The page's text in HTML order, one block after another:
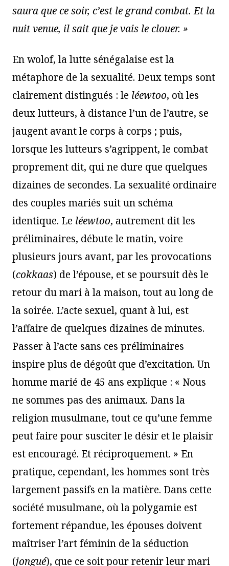
saura que ce soir, c’est le grand combat. Et la
nuit venue, il sait que je vais le clouer. »
En wolof, la lutte sénégalaise est la
métaphore de la sexualité. Deux temps sont
clairement distingués : le léewtoo, où les
deux lutteurs, à distance l’un de l’autre, se
jaugent avant le corps à corps ; puis,
lorsque les lutteurs s’agrippent, le combat
proprement dit, qui ne dure que quelques
dizaines de secondes. La sexualité ordinaire
des couples mariés suit un schéma
identique. Le léewtoo, autrement dit les
préliminaires, débute le matin, voire
plusieurs jours avant, par les provocations
(cokkaas) de l’épouse, et se poursuit dès le
retour du mari à la maison, tout au long de
la soirée. L’acte sexuel, quant à lui, est
l’affaire de quelques dizaines de minutes.
Passer à l’acte sans ces préliminaires
inspire plus de dégoût que d’excitation. Un
homme marié de 45 ans explique : « Nous
ne sommes pas des animaux. Dans la
religion musulmane, tout ce qu’une femme
peut faire pour susciter le désir et le plaisir
est encouragé. Et réciproquement. » En
pratique, cependant, les hommes sont très
largement passifs en la matière. Dans cette
société musulmane, où la polygamie est
fortement répandue, les épouses doivent
maîtriser l’art féminin de la séduction
(jongué), que ce soit pour retenir leur mari